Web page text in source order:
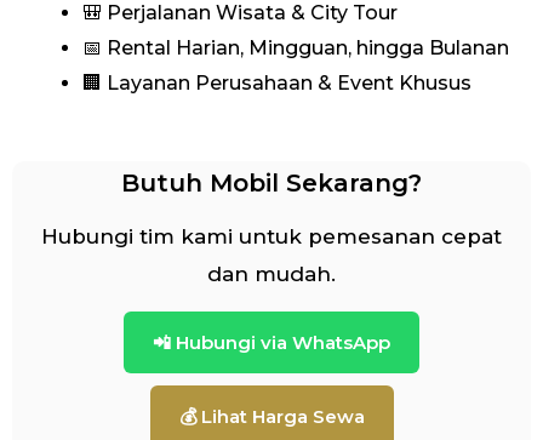
🎒 Perjalanan Wisata & City Tour
📅 Rental Harian, Mingguan, hingga Bulanan
🏢 Layanan Perusahaan & Event Khusus
Butuh Mobil Sekarang?
Hubungi tim kami untuk pemesanan cepat
dan mudah.
📲 Hubungi via WhatsApp
💰 Lihat Harga Sewa